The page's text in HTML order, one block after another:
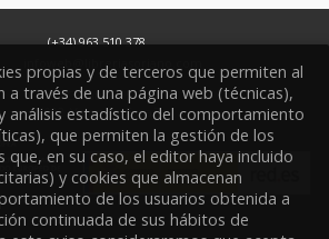
(+34) 963 510 378
infoweb@libreriasoriano.com
C/ Xàtiva 15
46002 Valencia España
propias y de terceros que permiten al
a través de una página web (técnicas),
análisis estadístico del comportamiento
que permiten la gestión de los
que, en su caso, el editor haya incluido
y cookies que almacenan
de los usuarios obtenida a
continuada de sus hábitos de